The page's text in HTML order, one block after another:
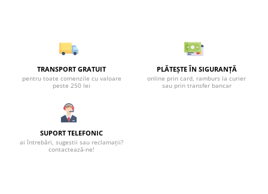
TRANSPORT GRATUIT
pentru toate comenzile cu valoare
peste 250 lei
PLĂTEȘTE ÎN SIGURANȚĂ
online prin card, ramburs la curier
sau prin transfer bancar
SUPORT TELEFONIC
ai întrebări, sugestii sau reclamații?
contactează-ne!